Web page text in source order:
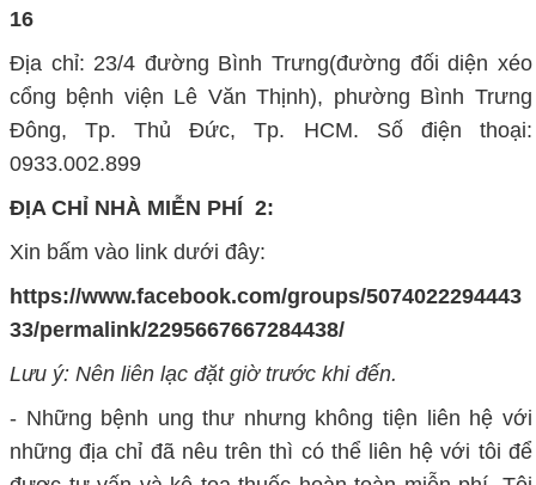
16
Địa chỉ: 23/4 đường Bình Trưng(đường đối diện xéo
cổng bệnh viện Lê Văn Thịnh), phường Bình Trưng
Đông, Tp. Thủ Đức, Tp. HCM. Số điện thoại:
0933.002.899
ĐỊA CHỈ NHÀ MIỄN PHÍ 2:
Xin bấm vào link dưới đây:
https://www.facebook.com/groups/5074022294443
33/permalink/2295667667284438/
Lưu ý: Nên liên lạc đặt giờ trước khi đến.
- Những bệnh ung thư nhưng không tiện liên hệ với
những địa chỉ đã nêu trên thì có thể liên hệ với tôi để